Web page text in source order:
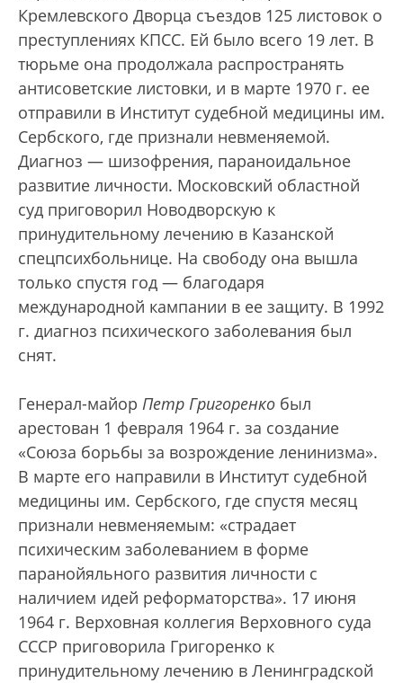
Кремлевского Дворца cъездов 125 листовок о
преступлениях КПСС. Ей было всего 19 лет. В
тюрьме она продолжала распространять
антисоветские листовки, и в марте 1970 г. ее
отправили в Институт судебной медицины им.
Сербского, где признали невменяемой.
Диагноз — шизофрения, параноидальное
развитие личности. Московский областной
суд приговорил Новодворскую к
принудительному лечению в Казанской
спецпсихбольнице. На свободу она вышла
только спустя год — благодаря
международной кампании в ее защиту. В 1992
г. диагноз психического заболевания был
снят.
Генерал-майор Петр Григоренко был
арестован 1 февраля 1964 г. за создание
«Союза борьбы за возрождение ленинизма».
В марте его направили в Институт судебной
медицины им. Сербского, где спустя месяц
признали невменяемым: «страдает
психическим заболеванием в форме
паранойяльного развития личности с
наличием идей реформаторства». 17 июня
1964 г. Верховная коллегия Верховного суда
СССР приговорила Григоренко к
принудительному лечению в Ленинградской